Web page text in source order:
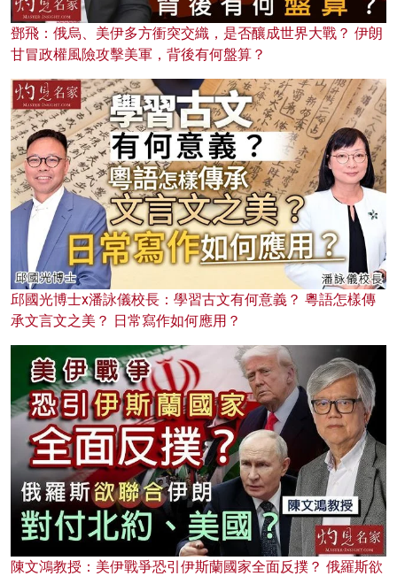
鄧飛：俄烏、美伊多方衝突交織，是否釀成世界大戰？ 伊朗
甘冒政權風險攻擊美軍，背後有何盤算？
邱國光博士x潘詠儀校長：學習古文有何意義？ 粵語怎樣傳
承文言文之美？ 日常寫作如何應用？
陳文鴻教授：美伊戰爭恐引伊斯蘭國家全面反撲？ 俄羅斯欲